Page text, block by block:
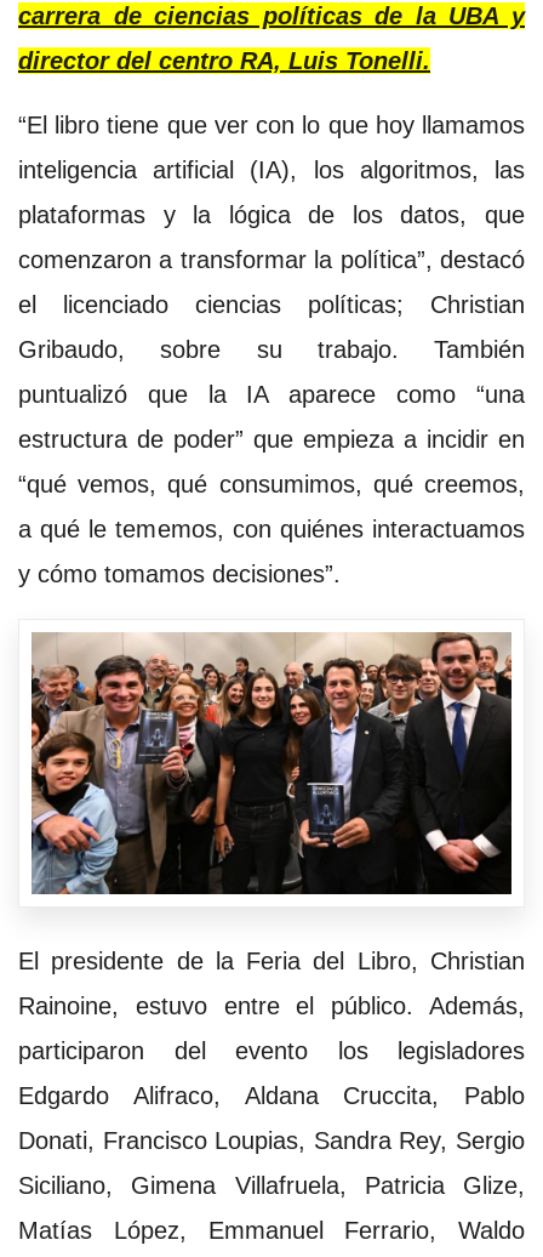
carrera de ciencias políticas de la UBA y
director del centro RA, Luis Tonelli.
“El libro tiene que ver con lo que hoy llamamos
inteligencia artificial (IA), los algoritmos, las
plataformas y la lógica de los datos, que
comenzaron a transformar la política”, destacó
el licenciado ciencias políticas; Christian
Gribaudo, sobre su trabajo. También
puntualizó que la IA aparece como “una
estructura de poder” que empieza a incidir en
“qué vemos, qué consumimos, qué creemos,
a qué le tememos, con quiénes interactuamos
y cómo tomamos decisiones”.
El presidente de la Feria del Libro, Christian
Rainoine, estuvo entre el público. Además,
participaron del evento los legisladores
Edgardo Alifraco, Aldana Cruccita, Pablo
Donati, Francisco Loupias, Sandra Rey, Sergio
Siciliano, Gimena Villafruela, Patricia Glize,
Matías López, Emmanuel Ferrario, Waldo